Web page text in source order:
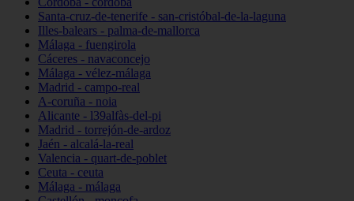
Santa-cruz-de-tenerife - san-cristóbal-de-la-laguna
Illes-balears - palma-de-mallorca
Málaga - fuengirola
Cáceres - navaconcejo
Málaga - vélez-málaga
Madrid - campo-real
A-coruña - noia
Alicante - l39alfàs-del-pi
Madrid - torrejón-de-ardoz
Jaén - alcalá-la-real
Valencia - quart-de-poblet
Ceuta - ceuta
Málaga - málaga